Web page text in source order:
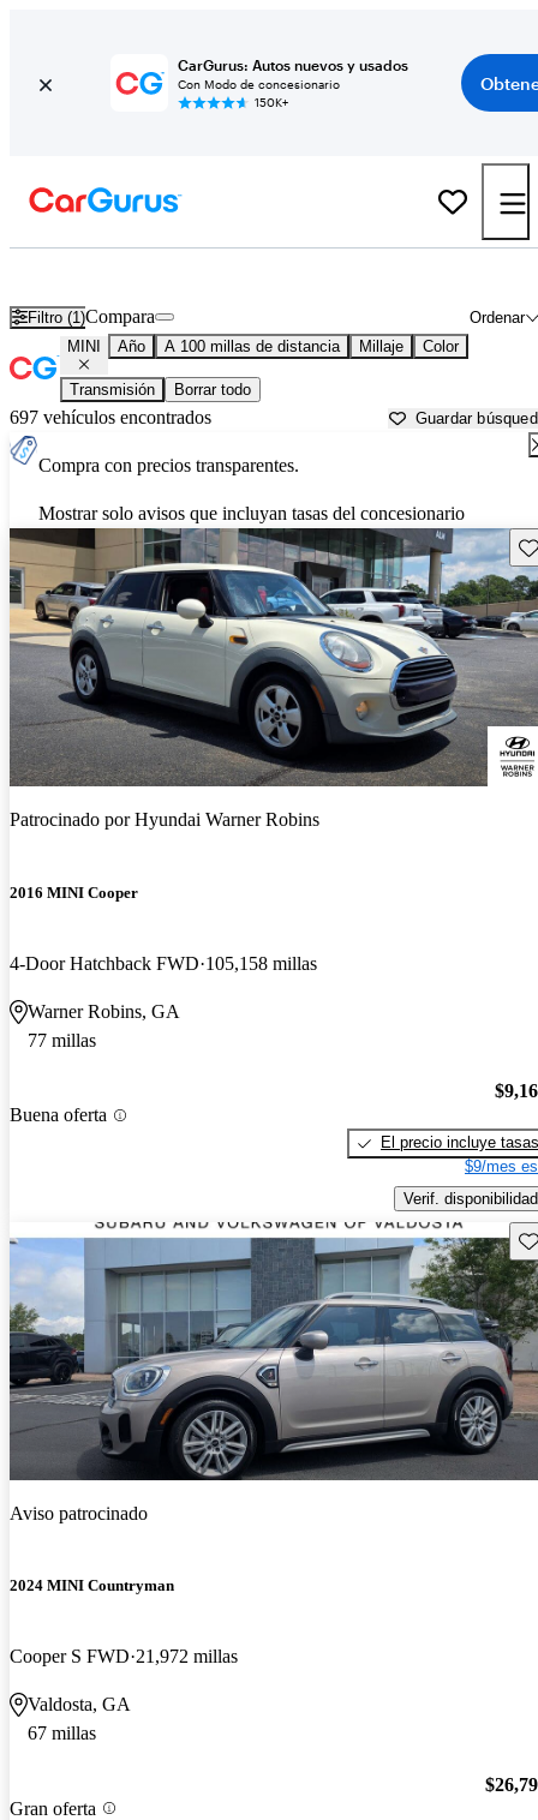
CarGurus: Autos nuevos y usados
Con Modo de concesionario
150K+
Filtro (1) Ordenar
Compara
MINI Año A 100 millas de distancia Millaje Color
Transmisión Borrar todo
697 vehículos encontrados Guardar
Compra con precios transparentes.
Mostrar solo avisos que incluyan tasas del concesionario
Patrocinado porHyundai Warner Robins
2016 MINI Cooper
4-Door Hatchback FWD 105,158 millas
Warner Robins, GA
77 millas
Buena oferta
El precio incluye tasas
$9/mes
Verif. disponibilidad
Aviso patrocinado
2024 MINI Countryman
Cooper S FWD 21,972 millas
Valdosta, GA
67 millas
Gran oferta